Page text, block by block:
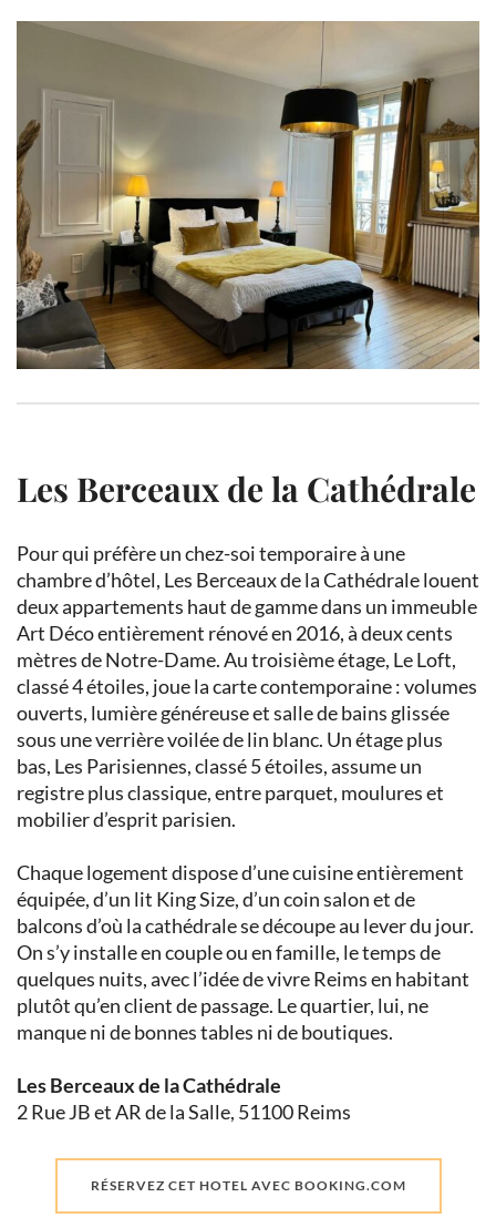
Les Berceaux de la Cathédrale
Pour qui préfère un chez-soi temporaire à une
chambre d’hôtel, Les Berceaux de la Cathédrale louent
deux appartements haut de gamme dans un immeuble
Art Déco entièrement rénové en 2016, à deux cents
mètres de Notre-Dame. Au troisième étage, Le Loft,
classé 4 étoiles, joue la carte contemporaine : volumes
ouverts, lumière généreuse et salle de bains glissée
sous une verrière voilée de lin blanc. Un étage plus
bas, Les Parisiennes, classé 5 étoiles, assume un
registre plus classique, entre parquet, moulures et
mobilier d’esprit parisien.
Chaque logement dispose d’une cuisine entièrement
équipée, d’un lit King Size, d’un coin salon et de
balcons d’où la cathédrale se découpe au lever du jour.
On s’y installe en couple ou en famille, le temps de
quelques nuits, avec l’idée de vivre Reims en habitant
plutôt qu’en client de passage. Le quartier, lui, ne
manque ni de bonnes tables ni de boutiques.
Les Berceaux de la Cathédrale
2 Rue JB et AR de la Salle, 51100 Reims
RÉSERVEZ CET HOTEL AVEC BOOKING.COM